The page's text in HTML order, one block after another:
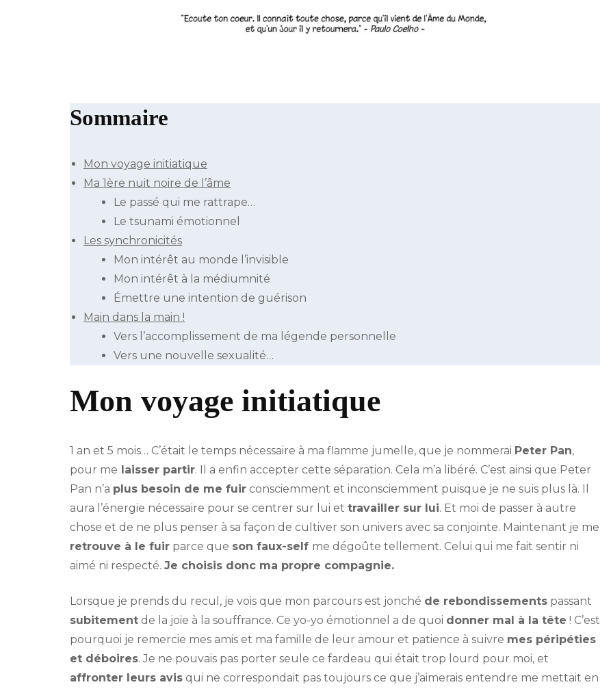
Sommaire
Mon voyage initiatique
Ma 1ère nuit noire de l’âme
Le passé qui me rattrape…
Le tsunami émotionnel
Les synchronicités
Mon intérêt au monde l’invisible
Mon intérêt à la médiumnité
Émettre une intention de guérison
Main dans la main !
Vers l’accomplissement de ma légende personnelle
Vers une nouvelle sexualité…
Mon voyage initiatique
1 an et 5 mois… C’était le temps nécessaire à ma flamme jumelle, que je nommerai Peter Pan,
pour me laisser partir. Il a enfin accepter cette séparation. Cela m’a libéré. C’est ainsi que Peter
Pan n’a plus besoin de me fuir consciemment et inconsciemment puisque je ne suis plus là. Il
aura l’énergie nécessaire pour se centrer sur lui et travailler sur lui. Et moi de passer à autre
chose et de ne plus penser à sa façon de cultiver son univers avec sa conjointe. Maintenant je me
retrouve à le fuir parce que son faux-self me dégoûte tellement. Celui qui me fait sentir ni
aimé ni respecté. Je choisis donc ma propre compagnie.
Lorsque je prends du recul, je vois que mon parcours est jonché de rebondissements passant
subitement de la joie à la souffrance. Ce yo-yo émotionnel a de quoi donner mal à la tête ! C’est
pourquoi je remercie mes amis et ma famille de leur amour et patience à suivre mes péripéties
et déboires. Je ne pouvais pas porter seule ce fardeau qui était trop lourd pour moi, et
affronter leurs avis qui ne correspondait pas toujours ce que j’aimerais entendre me mettait en